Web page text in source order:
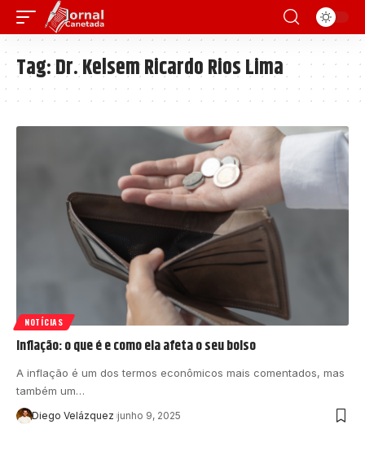
Tag:Dr. Kelsem Ricardo Rios Lima
NOTÍCIAS
Inflação: o que é e como ela afeta o seu bolso
A inflação é um dos termos econômicos mais comentados, mas
também um…
Diego Velázquez junho 9, 2025